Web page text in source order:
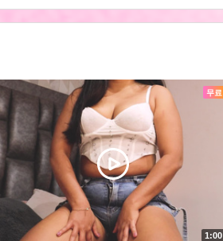
무료
1:00